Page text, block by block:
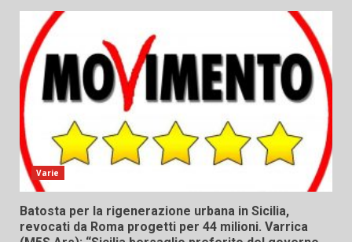
Varie
Batosta per la rigenerazione urbana in Sicilia,
revocati da Roma progetti per 44 milioni. Varrica